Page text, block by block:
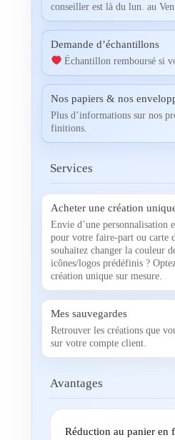
conseiller est là du lun. au
Demande d’échantillons
Échantillon remboursé si
Nos papiers & nos
Plus d’informations sur nos
finitions.
Services
Acheter une création
Envie d’une personnalisation
pour votre faire-part ou carte
souhaitez changer la couleur
icônes/logos prédéfinis ?
création unique sur mesure.
Mes sauvegardes
Retrouver les créations que
sur votre compte client.
Avantages
Réduction au panier en